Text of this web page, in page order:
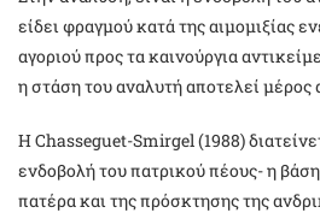
είδει φραγμού κατά της αιμομιξίας
αγοριού προς τα καινούργια
η στάση του αναλυτή αποτελεί μέρος
Η Chasseguet-Smirgel (1988)
ενδοβολή του πατρικού πέους- η
πατέρα και της πρόσκτησης της